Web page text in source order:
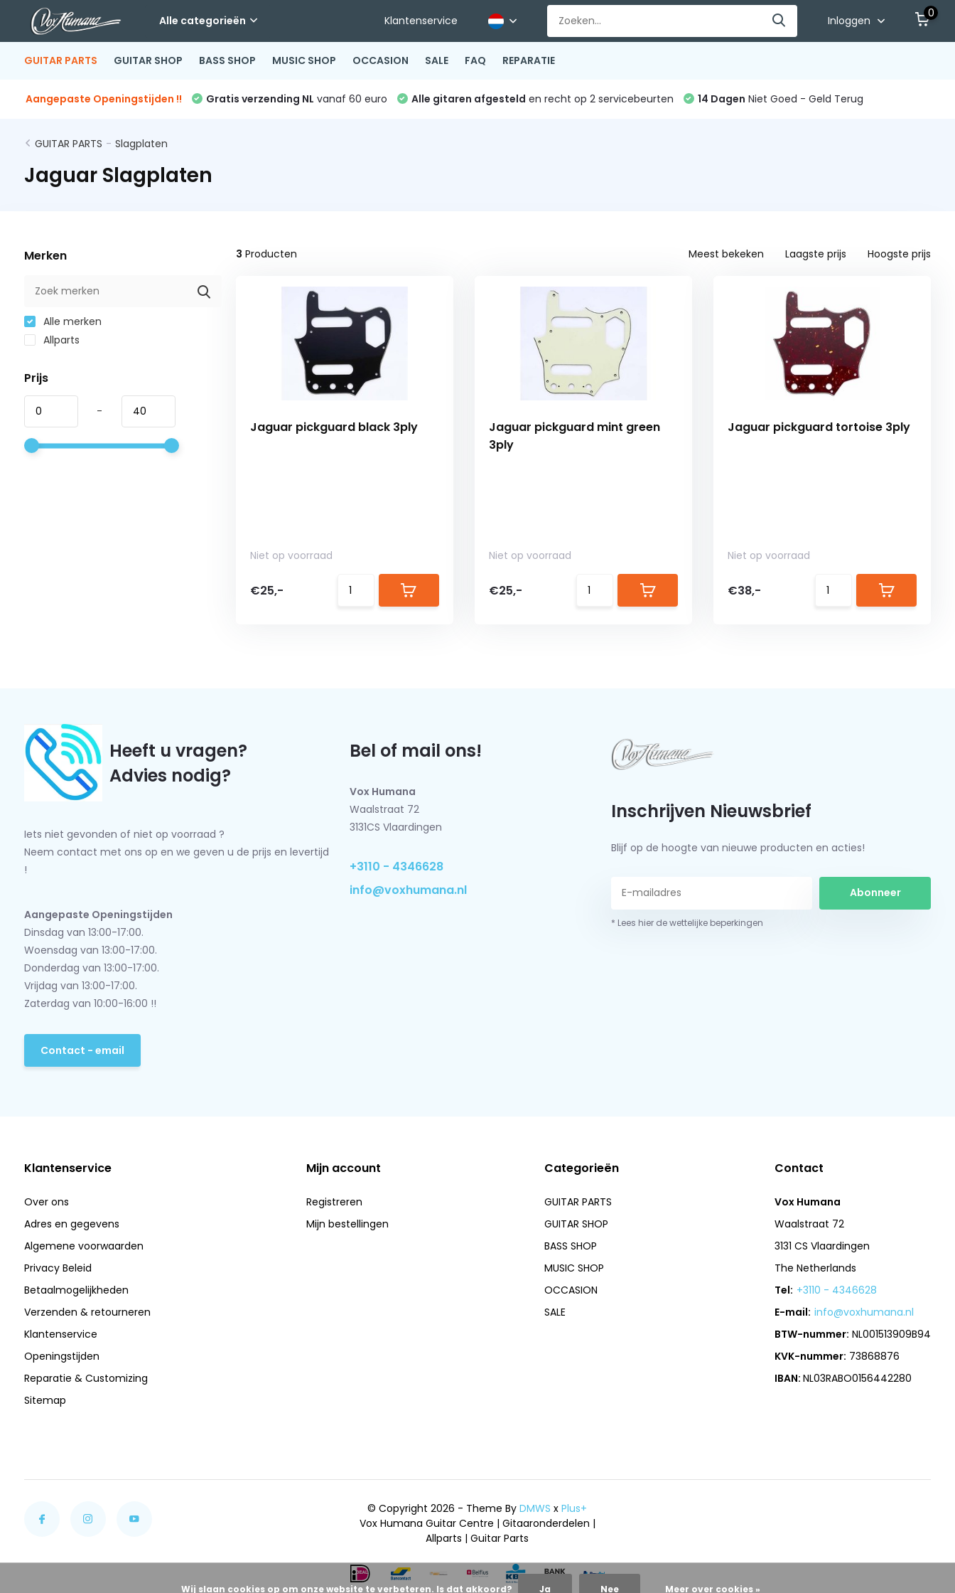
Alle categorieën Klantenservice Inloggen
0
GUITAR PARTS GUITAR SHOP BASS SHOP MUSIC SHOP OCCASION SALE FAQ REPARATIE
Aangepaste Openingstijden !! Gratis verzending NL vanaf 60 euro Alle gitaren afgesteld en recht op 2 servicebeurten 14 Dagen Niet Goed - Geld Terug
GUITAR PARTS - Slagplaten
Jaguar Slagplaten
Merken
Alle merken
Allparts
Prijs
-
3 Producten Meest bekeken Laagste prijs Hoogste prijs
Jaguar pickguard black 3ply
Niet op voorraad
€25,-
Jaguar pickguard mint green
3ply
Niet op voorraad
€25,-
Jaguar pickguard tortoise 3ply
Niet op voorraad
€38,-
Heeft u vragen?
Advies nodig?
Iets niet gevonden of niet op voorraad ?
Neem contact met ons op en we geven u de prijs en levertijd
!
Aangepaste Openingstijden
Dinsdag van 13:00-17:00.
Woensdag van 13:00-17:00.
Donderdag van 13:00-17:00.
Vrijdag van 13:00-17:00.
Zaterdag van 10:00-16:00 !!
Contact - email
Bel of mail ons!
Vox Humana
Waalstraat 72
3131CS Vlaardingen
+3110 - 4346628
info@voxhumana.nl
Inschrijven Nieuwsbrief
Blijf op de hoogte van nieuwe producten en acties!
Abonneer
* Lees hier de wettelijke beperkingen
Klantenservice
Over ons
Adres en gegevens
Algemene voorwaarden
Privacy Beleid
Betaalmogelijkheden
Verzenden & retourneren
Klantenservice
Openingstijden
Reparatie & Customizing
Sitemap
Mijn account
Registreren
Mijn bestellingen
Categorieën
GUITAR PARTS
GUITAR SHOP
BASS SHOP
MUSIC SHOP
OCCASION
SALE
Contact
Vox Humana
Waalstraat 72
3131 CS Vlaardingen
The Netherlands
Tel: +3110 - 4346628
E-mail: info@voxhumana.nl
BTW-nummer: NL001513909B94
KVK-nummer: 73868876
IBAN:NL03RABO0156442280
© Copyright 2026 - Theme ByDMWS xPlus+
Vox Humana Guitar Centre | Gitaaronderdelen |
Allparts | Guitar Parts
Wij slaan cookies op om onze website te verbeteren. Is dat akkoord? Ja Nee Meer over cookies »